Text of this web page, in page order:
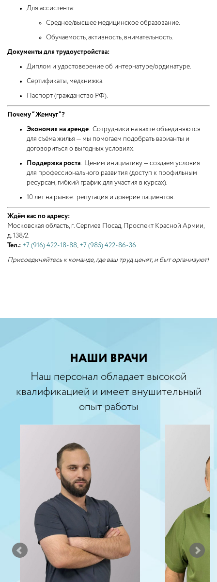
Для ассистента:
Среднее/высшее медицинское образование.
Обучаемость, активность, внимательность.
Документы для трудоустройства:
Диплом и удостоверение об интернатуре/ординатуре.
Сертификаты, медкнижка.
Паспорт (гражданство РФ).
Почему “Жемчуг”?
Экономия на аренде: Сотрудники на вахте объединяются
для съёма жилья — мы помогаем подобрать варианты и
договориться о выгодных условиях.
Поддержка роста: Ценим инициативу — создаем условия
для профессионального развития (доступ к профильным
ресурсам, гибкий график для участия в курсах).
10 лет на рынке: репутация и доверие пациентов.
Ждём вас по адресу:
Московская область, г. Сергиев Посад, Проспект Красной Армии,
д. 138/2.
Тел.: +7 (916) 422-18-88, +7 (985) 422-86-36
Присоединяйтесь к команде, где ваш труд ценят, и быт организуют!
НАШИ ВРАЧИ
Наш персонал обладает высокой
квалификацией и имеет внушительный
опыт работы